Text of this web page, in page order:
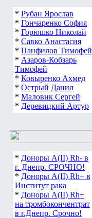
* Рубан Ярослав
* Гончаренко София
* Горюшко Николай
* Савко Анастасия
* Панфилов Тимофей
* Азаров-Кобзарь
Тимофей
* Ковыренко Ахмед
* Острый Данил
* Маловик Сергей
* Деревицкий Артур
* Доноры А(ІІ) Rh- в
г. Днепр. СРОЧНО!
* Доноры А(ІІ) Rh+ в
Институт рака
* Доноры А(ІІ) Rh+
на тромбокончентрат
в г.Днепр. Срочно!